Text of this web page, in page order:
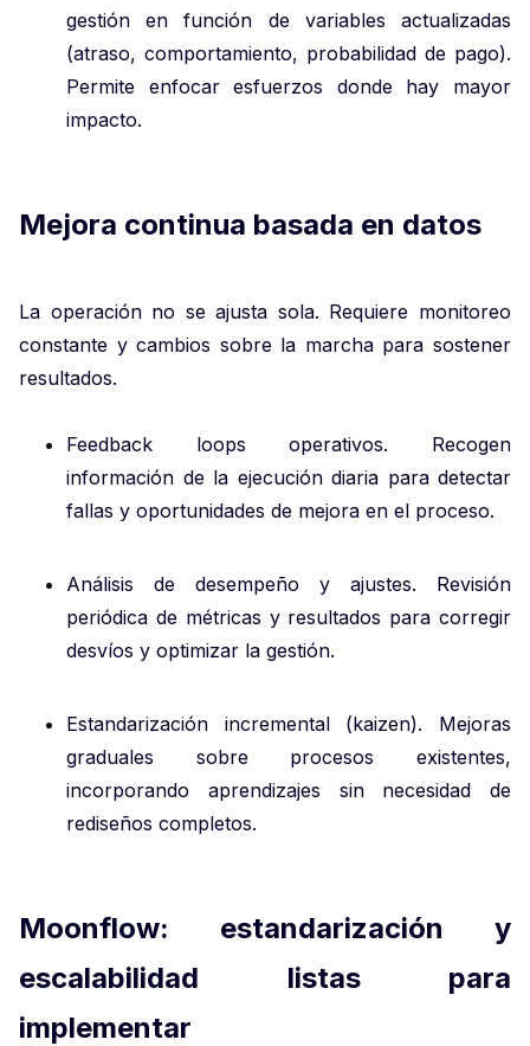
gestión en función de variables actualizadas
(atraso, comportamiento, probabilidad de pago).
Permite enfocar esfuerzos donde hay mayor
impacto.
Mejora continua basada en datos
La operación no se ajusta sola. Requiere monitoreo
constante y cambios sobre la marcha para sostener
resultados.
Feedback loops operativos. Recogen
información de la ejecución diaria para detectar
fallas y oportunidades de mejora en el proceso.
Análisis de desempeño y ajustes. Revisión
periódica de métricas y resultados para corregir
desvíos y optimizar la gestión.
Estandarización incremental (kaizen). Mejoras
graduales sobre procesos existentes,
incorporando aprendizajes sin necesidad de
rediseños completos.
Moonflow: estandarización y
escalabilidad listas para
implementar